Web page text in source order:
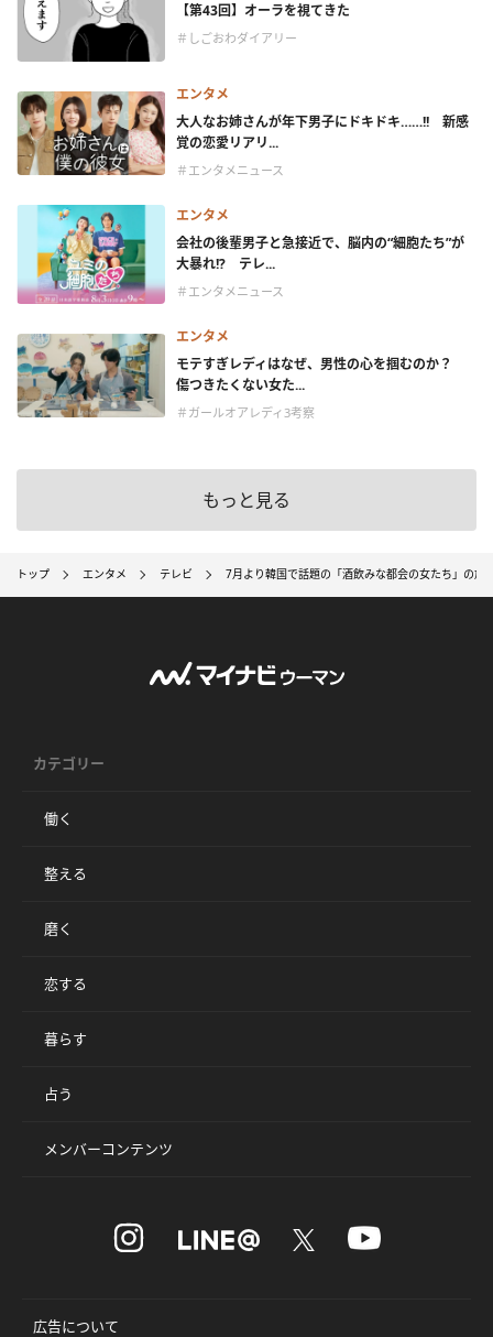
【第43回】オーラを視てきた
＃しごおわダイアリー
エンタメ
大人なお姉さんが年下男子にドキドキ……!! 新感
覚の恋愛リアリ...
＃エンタメニュース
エンタメ
会社の後輩男子と急接近で、脳内の“細胞たち”が
大暴れ!? テレ...
＃エンタメニュース
エンタメ
モテすぎレディはなぜ、男性の心を掴むのか？
傷つきたくない女た...
＃ガールオアレディ3考察
もっと見る
トップ エンタメ テレビ 7月より韓国で話題の「酒飲みな都会の女たち」の放
カテゴリー
働く
整える
磨く
恋する
暮らす
占う
メンバーコンテンツ
広告について